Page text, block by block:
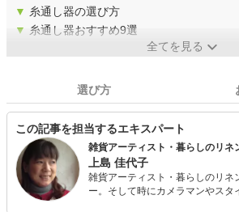
▼ 糸通し器の選び方
▼ 糸通し器おすすめ9選
全てを見る
選び方
この記事を担当するエキスパート
雑貨アーティスト・暮らしのリネ
上島 佳代子
雑貨アーティスト・暮らしのリネ
ー。そして時にカメラマンやスタ